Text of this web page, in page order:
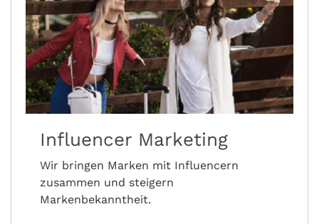
Influencer Marketing
Wir bringen Marken mit Influencern
zusammen und steigern
Markenbekanntheit.